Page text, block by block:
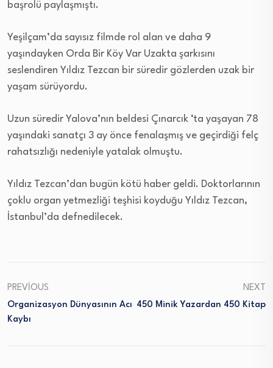
başrolü paylaşmıştı.
Yeşilçam’da sayısız filmde rol alan ve daha 9
yaşındayken Orda Bir Köy Var Uzakta şarkısını
seslendiren Yıldız Tezcan bir süredir gözlerden uzak bir
yaşam sürüyordu.
Uzun süredir Yalova’nın beldesi Çınarcık ‘ta yaşayan 78
yaşındaki sanatçı 3 ay önce fenalaşmış ve geçirdiği felç
rahatsızlığı nedeniyle yatalak olmuştu.
Yıldız Tezcan’dan bugün kötü haber geldi. Doktorlarının
çoklu organ yetmezliği teşhisi koyduğu Yıldız Tezcan,
İstanbul’da defnedilecek.
PREVIOUS
Organizasyon Dünyasının Acı
Kaybı
NEXT
450 Minik Yazardan 450 Kitap